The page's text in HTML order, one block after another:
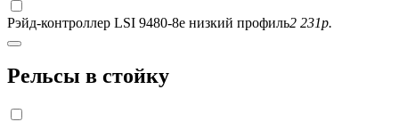
Рэйд-контроллер LSI 9480-8e низкий профиль2 231р.
Рельсы в стойку